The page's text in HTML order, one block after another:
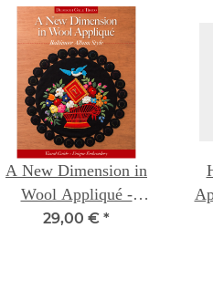
A New Dimension in
Wool Appliqué -
Baltimore Album
29,00 € *